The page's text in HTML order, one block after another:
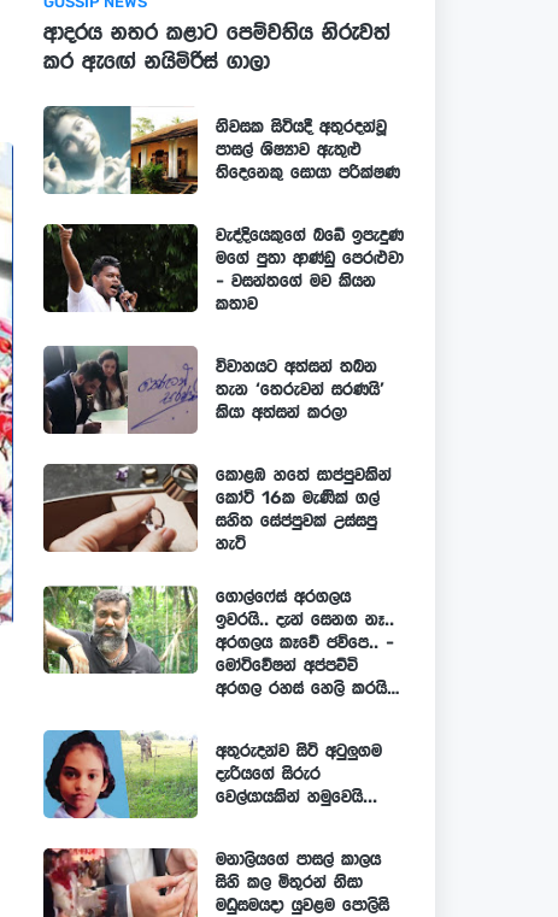
ආදරය නතර කළාට පෙම්වතිය නිරුවත්
කර ඇඟේ නයිමිරිස් ගාලා
නිවසක සිටියදී අතුරදන්වූ
පාසල් ශිෂ්‍යාව ඇතුළු
තිදෙනෙකු සොයා පරික්ෂණ
වැද්දියෙකුගේ බඩේ ඉපැදුණ
මගේ පුතා ආණ්ඩු පෙරළුවා
- වසන්තගේ මව කියන
කතාව
විවාහයට අත්සන් තබන
තැන ‘තෙරුවන් සරණයි’
කියා අත්සන් කරලා
කොළඹ හතේ සාප්පුවකින්
කෝටි 16ක මැණික් ගල්
සහිත සේප්පුවක් උස්සපු
හැටි
ගොල්ෆේස් අරගලය
ඉවරයි.. දැන් සෙනග නෑ..
අරගලය කෑවේ ජවිපෙ.. -
මෝටිවේෂන් අප්පච්චි
අරගල රහස් හෙලි කරයි…
අතුරුදන්ව සිටි අටුලුගම
දැරියගේ සිරුර
වෙල්යායකින් හමුවෙයි...
මනාලියගේ පාසල් කාලය
සිහි කල මිතුරන් නිසා
මධුසමයදා යුවළම පොලිසි